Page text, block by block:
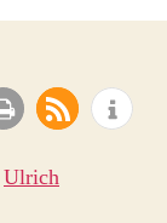
Ulrich